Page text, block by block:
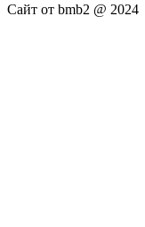
Сайт от bmb2 @ 2024